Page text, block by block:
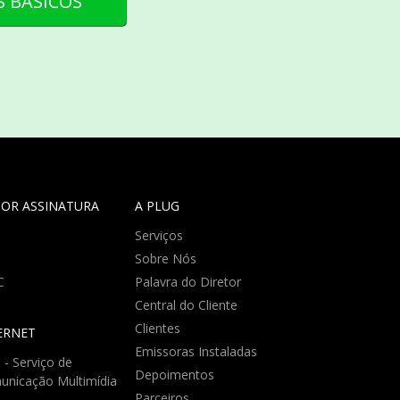
ASSINATURA
- Serviço de
Multimídia
A PLUG
Serviços
Sobre Nós
Palavra do Diretor
Central do Cliente
Clientes
Emissoras Instaladas
Depoimentos